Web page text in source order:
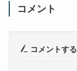
コメント
コメントする